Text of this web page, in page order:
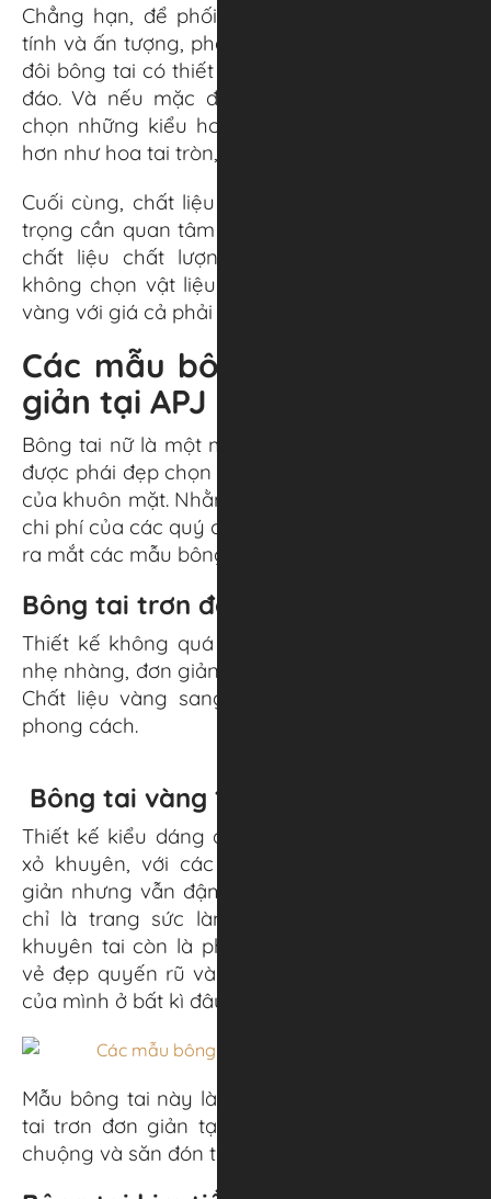
Chẳng hạn, để phối những bộ trang phục cá
tính và ấn tượng, phái đẹp thường chọn những
đôi bông tai có thiết kế có phần cầu kỳ và độc
đáo. Và nếu mặc đồ công sở, phái đẹp nên
chọn những kiểu hoa tai đơn giản, thanh lịch
hơn như hoa tai tròn, hoa tai hình học,…
Cuối cùng, chất liệu cũng là một yếu tố quan
trọng cần quan tâm khi mua hoa tai, bạn cần
chất liệu chất lượng, phù hợp, an toàn và
không chọn vật liệu dị ứng như bạc, hợp kim,
vàng với giá cả phải chăng!
Các mẫu bông tai trơn đơn
giản tại APJ
Bông tai nữ là một món trang sức thông dụng
được phái đẹp chọn lựa để điểm tô cho vẻ đẹp
của khuôn mặt. Nhằm đáp ứng thị hiếu và mức
chi phí của các quý cô, thương hiệu APJ đã cho
ra mắt các mẫu bông tai trơn đơn giản.
Bông tai trơn đơn giản – ABT03
Thiết kế không quá cầu kỳ, kiểu cách mà rất
nhẹ nhàng, đơn giản thích hợp đeo hàng ngày.
Chất liệu vàng sang trọng, phù hợp với mọi
phong cách.
Bông tai vàng 18K – MTB0157
Thiết kế kiểu dáng đơn giản với kiểu bông tai
xỏ khuyên, với các đường nét hoa văn đơn
giản nhưng vẫn đậm chất thời thượng.
chỉ là trang sức làm đẹp cho phái đẹp, đôi
khuyên tai còn là phụ kiện giúp nàng tôn lên
vẻ đẹp quyến rũ và toát lên thần thái kiêu sa
của mình ở bất kì đâu.
Mẫu bông tai này là một trong các mẫu bông
tai trơn đơn giản tại APJ rất được quý cô ưa
chuộng và săn đón trong năm 2022